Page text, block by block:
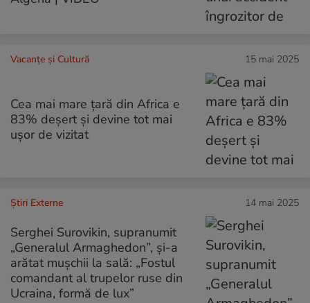
Vacanțe și Cultură 15 mai 2025
Cea mai mare țară din Africa e
83% deșert și devine tot mai
ușor de vizitat
Știri Externe 14 mai 2025
Serghei Surovikin, supranumit
„Generalul Armaghedon”, și-a
arătat mușchii la sală: „Fostul
comandant al trupelor ruse din
Ucraina, formă de lux”